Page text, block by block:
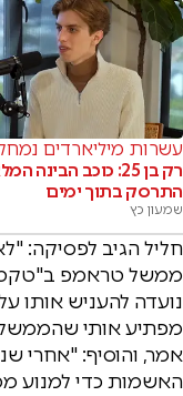
עשרות מיליארדים
רק בן 25: כוכב הבינה
התרסק בתוך ימים
שמעון כץ
חליל הגיב לפסיקה:
ממשל טראמפ
נועדה להעניש אותו
מפתיע אותי שהממשל
אמר, והוסיף: "אחרי
האשמות כדי למנוע